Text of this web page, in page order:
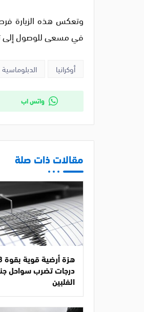
وتعكس هذه الزيارة
في مسعى للوصول إلى
أوكرانيا الدبلوماسية
واتس اب
مقالات ذات صلة
درجات تضرب سواحل
الفلبين